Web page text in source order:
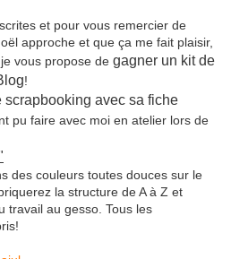
et pour vous remercier de
approche et que ça me fait plaisir,
vous propose de gagner un kit de
!
scrapbooking avec sa fiche
pu faire avec moi en atelier lors de
des couleurs toutes douces sur le
la structure de A à Z et
travail au gesso. Tous les